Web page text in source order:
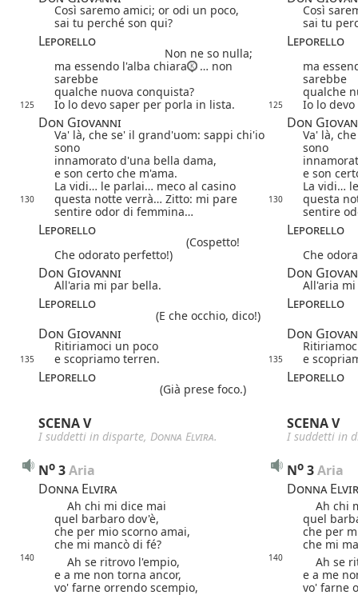
Così saremo amici; or odi un poco,
Così
sai tu perché son qui?
sai tu
Leporello Leporello
Non ne so nulla;
ma essendo l'alba chiara
… non
sarebbe
ma
sarebbe
qualche nuova conquista?
qualche
125 Io lo devo saper per porla in lista. 125 Io lo
Don Giovanni Don
Va' là, che se' il grand'uom: sappi chi'io
sono
Va' là,
sono
innamorato d'una bella dama,
e son certo che m'ama.
e son
La vidi… le parlai… meco al casino
La vidi…
130 questa notte verrà… Zitto: mi pare 130
questa
sentire odor di femmina…
sentire
Leporello Leporello
(Cospetto!
Che odorato perfetto!)
Che
Don Giovanni Don
All'aria mi par bella. All'aria
Leporello Leporello
(E che occhio, dico!)
Don Giovanni Don
Ritiriamoci un poco
135 e scopriamo terren. 135 e
Leporello Leporello
(Già prese foco.)
SCENA V SCENA V
I suddetti in disparte, Donna Elvira. I suddetti in
No 3 Aria No 3 Aria
Donna Elvira
Donna
Ah chi mi dice mai
Ah chi
quel barbaro dov'è,
quel
che per mio scorno amai,
che per
che mi mancò di fé?
che mi
140 Ah se ritrovo l'empio, 140
Ah se
e a me non torna ancor,
e a me
vo' farne orrendo scempio,
vo' farne